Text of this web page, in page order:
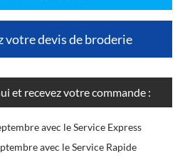
votre devis de broderie
et recevez votre commande :
avec le Service Express
avec le Service Rapide